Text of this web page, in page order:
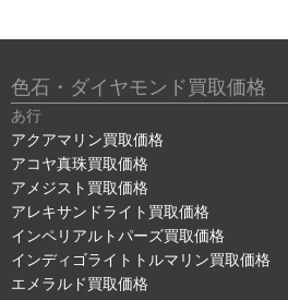
色石・ダイヤモンド買取価格
あ行
アクアマリン買取価格
アコヤ真珠買取価格
アメジスト買取価格
アレキサンドライト買取価格
インペリアルトパーズ買取価格
インディゴライトトルマリン買取価格
エメラルド買取価格